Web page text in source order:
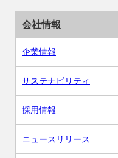
会社情報
企業情報
サステナビリティ
採用情報
ニュースリリース